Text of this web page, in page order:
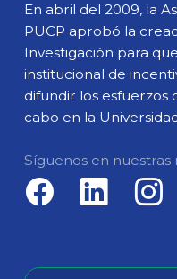
En abril del 2009, la
PUCP aprobó la
Investigación para
institucional de
difundir los esfuerzos
cabo en la
Síguenos en nuestras